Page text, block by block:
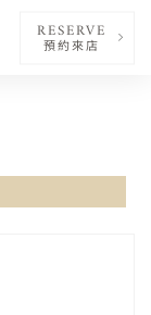
RESERVE
預約來店